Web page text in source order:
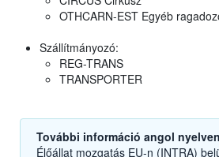
OTHCARN-EST Egyéb
Szállítmányozó:
REG-TRANS
TRANSPORTER
További információ angol
Élőállat mozgatás EU-n (INTRA)